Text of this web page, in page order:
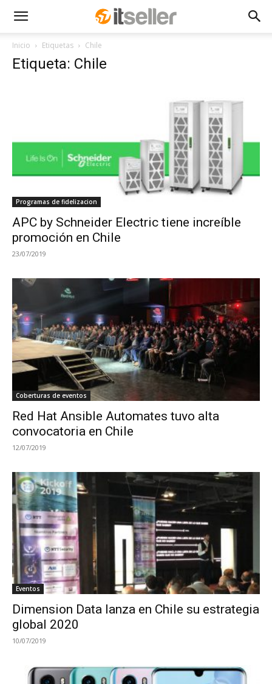
Inicio Etiquetas Chile
Etiqueta: Chile
Programas de fidelizacion
APC by Schneider Electric tiene increíble
promoción en Chile
23/07/2019
Coberturas de eventos
Red Hat Ansible Automates tuvo alta
convocatoria en Chile
12/07/2019
Eventos
Dimension Data lanza en Chile su estrategia
global 2020
10/07/2019